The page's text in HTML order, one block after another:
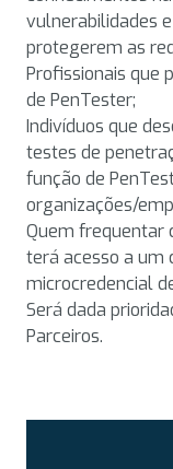
vulnerabilidades
protegerem as
Profissionais que
de PenTester;
Indivíduos que
testes de
função de
organizações/
Quem frequentar
terá acesso a um
microcredencial
Será dada
Parceiros.